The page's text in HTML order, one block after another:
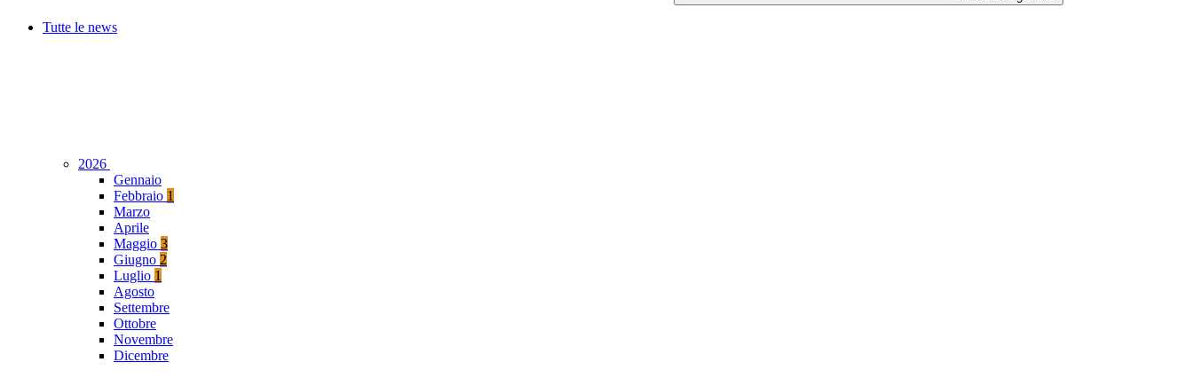
Tutte le news
2026
Gennaio
Febbraio 1
Marzo
Aprile
Maggio 3
Giugno 2
Luglio 1
Agosto
Settembre
Ottobre
Novembre
Dicembre